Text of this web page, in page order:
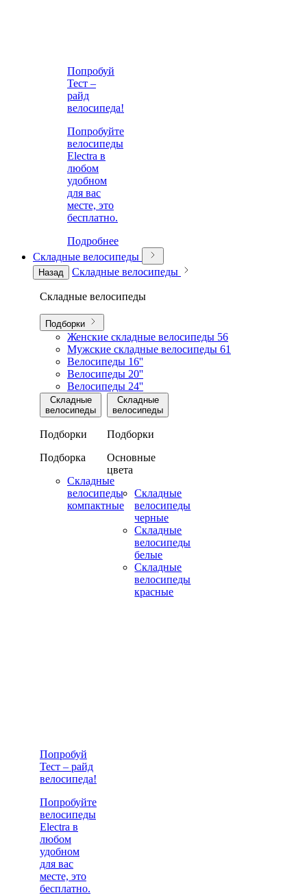
Попробуй
Тест –
райд
велосипеда!
Попробуйте
велосипеды
Electra в
любом
удобном
для вас
месте, это
бесплатно.
Подробнее
Складные велосипеды
Назад Складные велосипеды
Складные велосипеды
Подборки
Женские складные велосипеды 56
Мужские складные велосипеды 61
Велосипеды 16''
Велосипеды 20''
Велосипеды 24''
Складные
велосипеды
Подборки
Подборка
Складные
велосипеды
компактные
Складные
велосипеды
Подборки
Основные
цвета
Складные
велосипеды
черные
Складные
велосипеды
белые
Складные
велосипеды
красные
Попробуй
Тест – райд
велосипеда!
Попробуйте
велосипеды
Electra в
любом
удобном
для вас
месте, это
бесплатно.